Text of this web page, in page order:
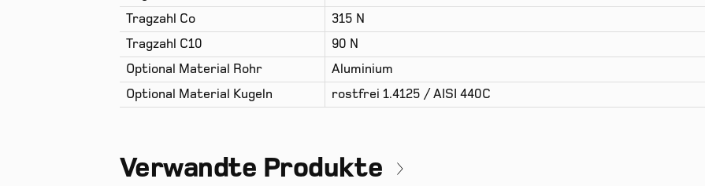
Tragzahl Co
315 N
Tragzahl C10
90 N
Optional Material Rohr
Aluminium
Optional Material Kugeln
rostfrei 1.4125 / AISI 440C
Verwandte Produkte